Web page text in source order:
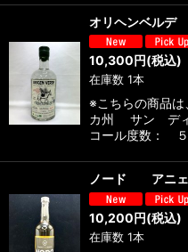
オリヘンベルデ
10,300円(税込)
在庫数 1本
※こちらの商品は
カ州 サン ディ
コール度数：
ノード アニ
10,200円(税込)
在庫数 1本